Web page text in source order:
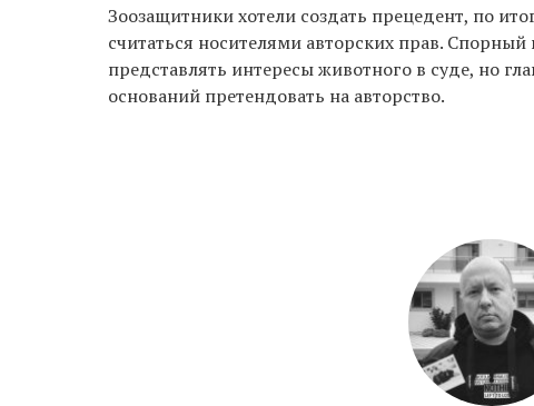
Зоозащитники хотели создать прецедент, по
считаться носителями авторских прав.
представлять интересы животного в суде, но
оснований претендовать на авторство.